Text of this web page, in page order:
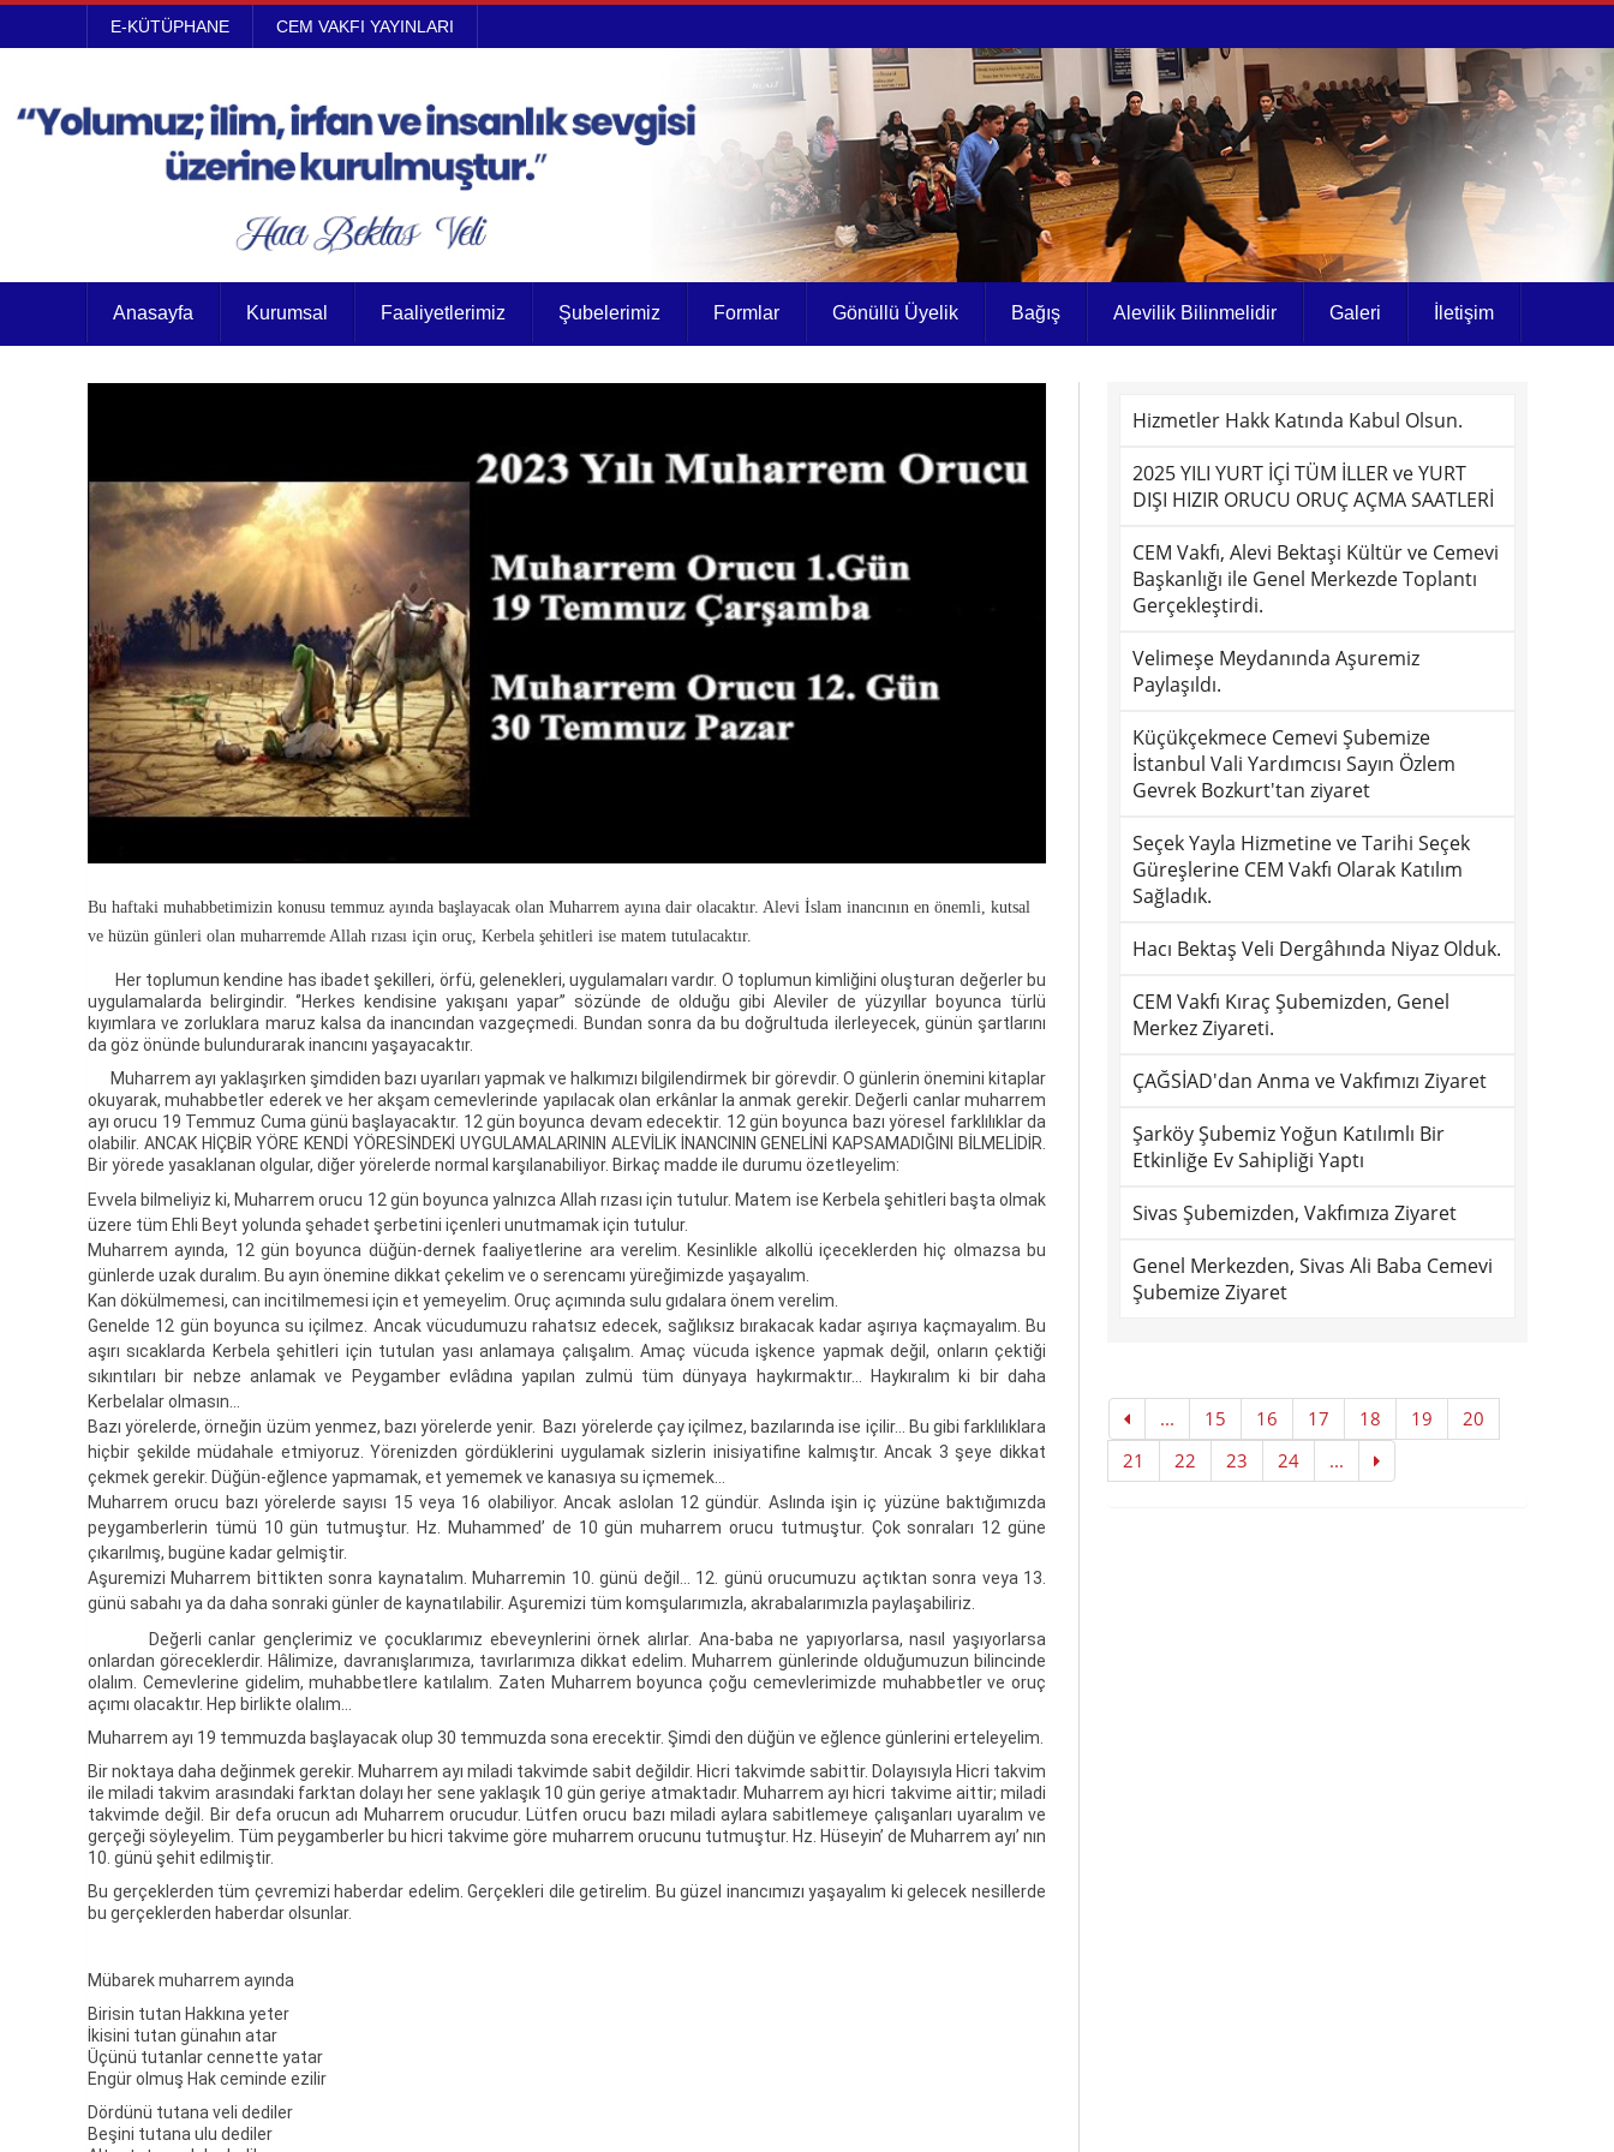
E-KÜTÜPHANE CEM VAKFI YAYINLARI
Anasayfa Kurumsal Faaliyetlerimiz Şubelerimiz Formlar Gönüllü Üyelik Bağış Alevilik Bilinmelidir Galeri İletişim
Bu haftaki muhabbetimizin konusu temmuz ayında başlayacak olan Muharrem ayına dair olacaktır. Alevi İslam inancının en önemli, kutsal
ve hüzün günleri olan muharremde Allah rızası için oruç, Kerbela şehitleri ise matem tutulacaktır.
Her toplumun kendine has ibadet şekilleri, örfü, gelenekleri, uygulamaları vardır. O toplumun kimliğini oluşturan değerler bu
uygulamalarda belirgindir. ‘’Herkes kendisine yakışanı yapar’’ sözünde de olduğu gibi Aleviler de yüzyıllar boyunca türlü
kıyımlara ve zorluklara maruz kalsa da inancından vazgeçmedi. Bundan sonra da bu doğrultuda ilerleyecek, günün şartlarını
da göz önünde bulundurarak inancını yaşayacaktır.
Muharrem ayı yaklaşırken şimdiden bazı uyarıları yapmak ve halkımızı bilgilendirmek bir görevdir. O günlerin önemini kitaplar
okuyarak, muhabbetler ederek ve her akşam cemevlerinde yapılacak olan erkânlar la anmak gerekir. Değerli canlar muharrem
ayı orucu 19 Temmuz Cuma günü başlayacaktır. 12 gün boyunca devam edecektir. 12 gün boyunca bazı yöresel farklılıklar da
olabilir. ANCAK HİÇBİR YÖRE KENDİ YÖRESİNDEKİ UYGULAMALARININ ALEVİLİK İNANCININ GENELİNİ KAPSAMADIĞINI BİLMELİDİR.
Bir yörede yasaklanan olgular, diğer yörelerde normal karşılanabiliyor. Birkaç madde ile durumu özetleyelim:
Evvela bilmeliyiz ki, Muharrem orucu 12 gün boyunca yalnızca Allah rızası için tutulur. Matem ise Kerbela şehitleri başta olmak
üzere tüm Ehli Beyt yolunda şehadet şerbetini içenleri unutmamak için tutulur.
Muharrem ayında, 12 gün boyunca düğün-dernek faaliyetlerine ara verelim. Kesinlikle alkollü içeceklerden hiç olmazsa bu
günlerde uzak duralım. Bu ayın önemine dikkat çekelim ve o serencamı yüreğimizde yaşayalım.
Kan dökülmemesi, can incitilmemesi için et yemeyelim. Oruç açımında sulu gıdalara önem verelim.
Genelde 12 gün boyunca su içilmez. Ancak vücudumuzu rahatsız edecek, sağlıksız bırakacak kadar aşırıya kaçmayalım. Bu
aşırı sıcaklarda Kerbela şehitleri için tutulan yası anlamaya çalışalım. Amaç vücuda işkence yapmak değil, onların çektiği
sıkıntıları bir nebze anlamak ve Peygamber evlâdına yapılan zulmü tüm dünyaya haykırmaktır… Haykıralım ki bir daha
Kerbelalar olmasın…
Bazı yörelerde, örneğin üzüm yenmez, bazı yörelerde yenir. Bazı yörelerde çay içilmez, bazılarında ise içilir… Bu gibi farklılıklara
hiçbir şekilde müdahale etmiyoruz. Yörenizden gördüklerini uygulamak sizlerin inisiyatifine kalmıştır. Ancak 3 şeye dikkat
çekmek gerekir. Düğün-eğlence yapmamak, et yememek ve kanasıya su içmemek…
Muharrem orucu bazı yörelerde sayısı 15 veya 16 olabiliyor. Ancak aslolan 12 gündür. Aslında işin iç yüzüne baktığımızda
peygamberlerin tümü 10 gün tutmuştur. Hz. Muhammed’ de 10 gün muharrem orucu tutmuştur. Çok sonraları 12 güne
çıkarılmış, bugüne kadar gelmiştir.
Aşuremizi Muharrem bittikten sonra kaynatalım. Muharremin 10. günü değil… 12. günü orucumuzu açtıktan sonra veya 13.
günü sabahı ya da daha sonraki günler de kaynatılabilir. Aşuremizi tüm komşularımızla, akrabalarımızla paylaşabiliriz.
Değerli canlar gençlerimiz ve çocuklarımız ebeveynlerini örnek alırlar. Ana-baba ne yapıyorlarsa, nasıl yaşıyorlarsa
onlardan göreceklerdir. Hâlimize, davranışlarımıza, tavırlarımıza dikkat edelim. Muharrem günlerinde olduğumuzun bilincinde
olalım. Cemevlerine gidelim, muhabbetlere katılalım. Zaten Muharrem boyunca çoğu cemevlerimizde muhabbetler ve oruç
açımı olacaktır. Hep birlikte olalım…
Muharrem ayı 19 temmuzda başlayacak olup 30 temmuzda sona erecektir. Şimdi den düğün ve eğlence günlerini erteleyelim.
Bir noktaya daha değinmek gerekir. Muharrem ayı miladi takvimde sabit değildir. Hicri takvimde sabittir. Dolayısıyla Hicri takvim
ile miladi takvim arasındaki farktan dolayı her sene yaklaşık 10 gün geriye atmaktadır. Muharrem ayı hicri takvime aittir; miladi
takvimde değil. Bir defa orucun adı Muharrem orucudur. Lütfen orucu bazı miladi aylara sabitlemeye çalışanları uyaralım ve
gerçeği söyleyelim. Tüm peygamberler bu hicri takvime göre muharrem orucunu tutmuştur. Hz. Hüseyin’ de Muharrem ayı’ nın
10. günü şehit edilmiştir.
Bu gerçeklerden tüm çevremizi haberdar edelim. Gerçekleri dile getirelim. Bu güzel inancımızı yaşayalım ki gelecek nesillerde
bu gerçeklerden haberdar olsunlar.
Mübarek muharrem ayında
Birisin tutan Hakkına yeter
İkisini tutan günahın atar
Üçünü tutanlar cennette yatar
Engür olmuş Hak ceminde ezilir
Dördünü tutana veli dediler
Beşini tutana ulu dediler
Hizmetler Hakk Katında Kabul Olsun.
2025 YILI YURT İÇİ TÜM İLLER ve YURT
DIŞI HIZIR ORUCU ORUÇ AÇMA SAATLERİ
CEM Vakfı, Alevi Bektaşi Kültür ve Cemevi
Başkanlığı ile Genel Merkezde Toplantı
Gerçekleştirdi.
Velimeşe Meydanında Aşuremiz
Paylaşıldı.
Küçükçekmece Cemevi Şubemize
İstanbul Vali Yardımcısı Sayın Özlem
Gevrek Bozkurt'tan ziyaret
Seçek Yayla Hizmetine ve Tarihi Seçek
Güreşlerine CEM Vakfı Olarak Katılım
Sağladık.
Hacı Bektaş Veli Dergâhında Niyaz Olduk.
CEM Vakfı Kıraç Şubemizden, Genel
Merkez Ziyareti.
ÇAĞSİAD'dan Anma ve Vakfımızı Ziyaret
Şarköy Şubemiz Yoğun Katılımlı Bir
Etkinliğe Ev Sahipliği Yaptı
Sivas Şubemizden, Vakfımıza Ziyaret
Genel Merkezden, Sivas Ali Baba Cemevi
Şubemize Ziyaret
... 15 16 17 18 19
20
21
22 23 24 ...